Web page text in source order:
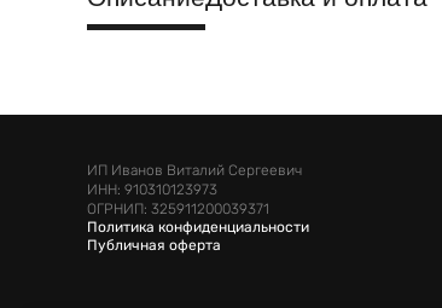
ИП Иванов Виталий Сергеевич
ИНН: 910310123973
ОГРНИП: 325911200039371
Политика конфиденциальности
Публичная оферта